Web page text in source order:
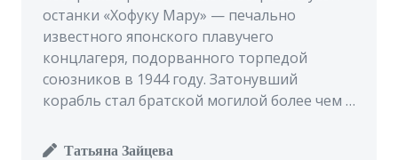
останки «Хофуку Мару» — печально
известного японского плавучего
концлагеря, подорванного торпедой
союзников в 1944 году. Затонувший
корабль стал братской могилой более чем …
Татьяна Зайцева